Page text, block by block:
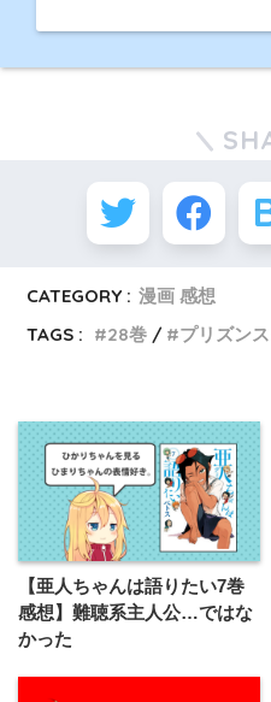
CATEGORY : 漫画 感想
TAGS :
28巻 プリズン
【亜人ちゃんは語りたい7巻
感想】難聴系主人公…ではな
かった